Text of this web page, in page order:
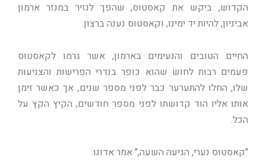
הקדוש, ביקש את קאסטוס, שהפך לנזיר במנזר ארמון
אביניון, להיות יד ימינו, וקאסטוס נענה ברצון.
החיים הטובים והנעימים בארמון, אשר גרמו לקאסטוס
פעמים רבות לחוש שהוא כופר בנדרי הפרישות והצניעות
שלו, החלו להתערער כבר לפני מספר שנים, אך כאשר זימן
אותו אליו הוד קדושתו לפני מספר חודשים, הקיץ הקץ על
הכל.
"קאסטוס נערי, הגיעה השעה," אמר אדונו.